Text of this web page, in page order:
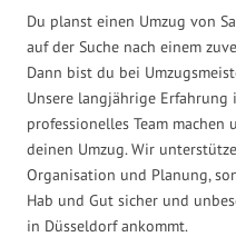
Du planst einen Umzug von
auf der Suche nach einem
Dann bist du bei
Unsere langjährige Erfahrung
professionelles Team
deinen Umzug. Wir
Organisation und Planung,
Hab und Gut sicher und
in Düsseldorf ankommt.